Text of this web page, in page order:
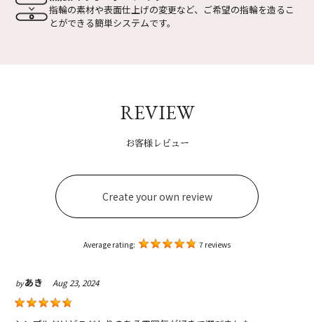
指輪の素材や表面仕上げの変更など、 ご希望の指輪を造るこ
とができる簡単システムです。
REVIEW
お客様レビュー
Create your own review
Average rating: 7 reviews
Aug 23, 2024
byあき